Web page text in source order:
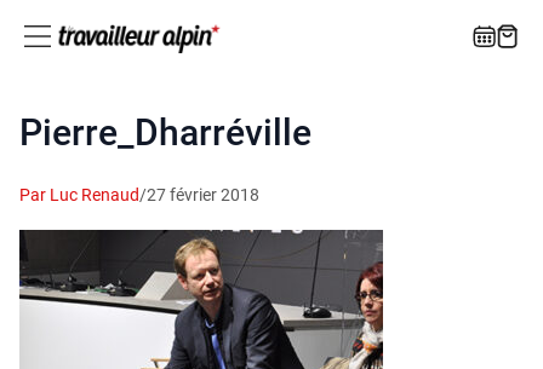
Pierre_Dharréville
Par Luc Renaud/27 février 2018